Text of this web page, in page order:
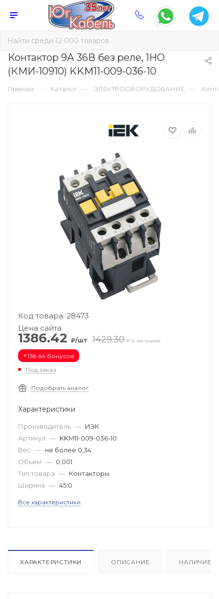
Контактор 9А 36В без реле, 1НО
(КМИ-10910) KKM11-009-036-10
Главная — Каталог — ЭЛЕКТРООБОРУДОВАНИЕ —
Код товара: 28473
Цена сайта
1386.42 ₽/шт 1429.30 ₽ в магазине
+138.64 бонусов
Под заказ
Подобрать аналог
Характеристики
Производитель — ИЭК
Артикул — KKM11-009-036-10
Вес — не более 0,34
Объем — 0,001
Тип товара — Контакторы
Ширина — 45.0
Все характеристики
ХАРАКТЕРИСТИКИ ОПИСАНИЕ НАЛИЧИЕ